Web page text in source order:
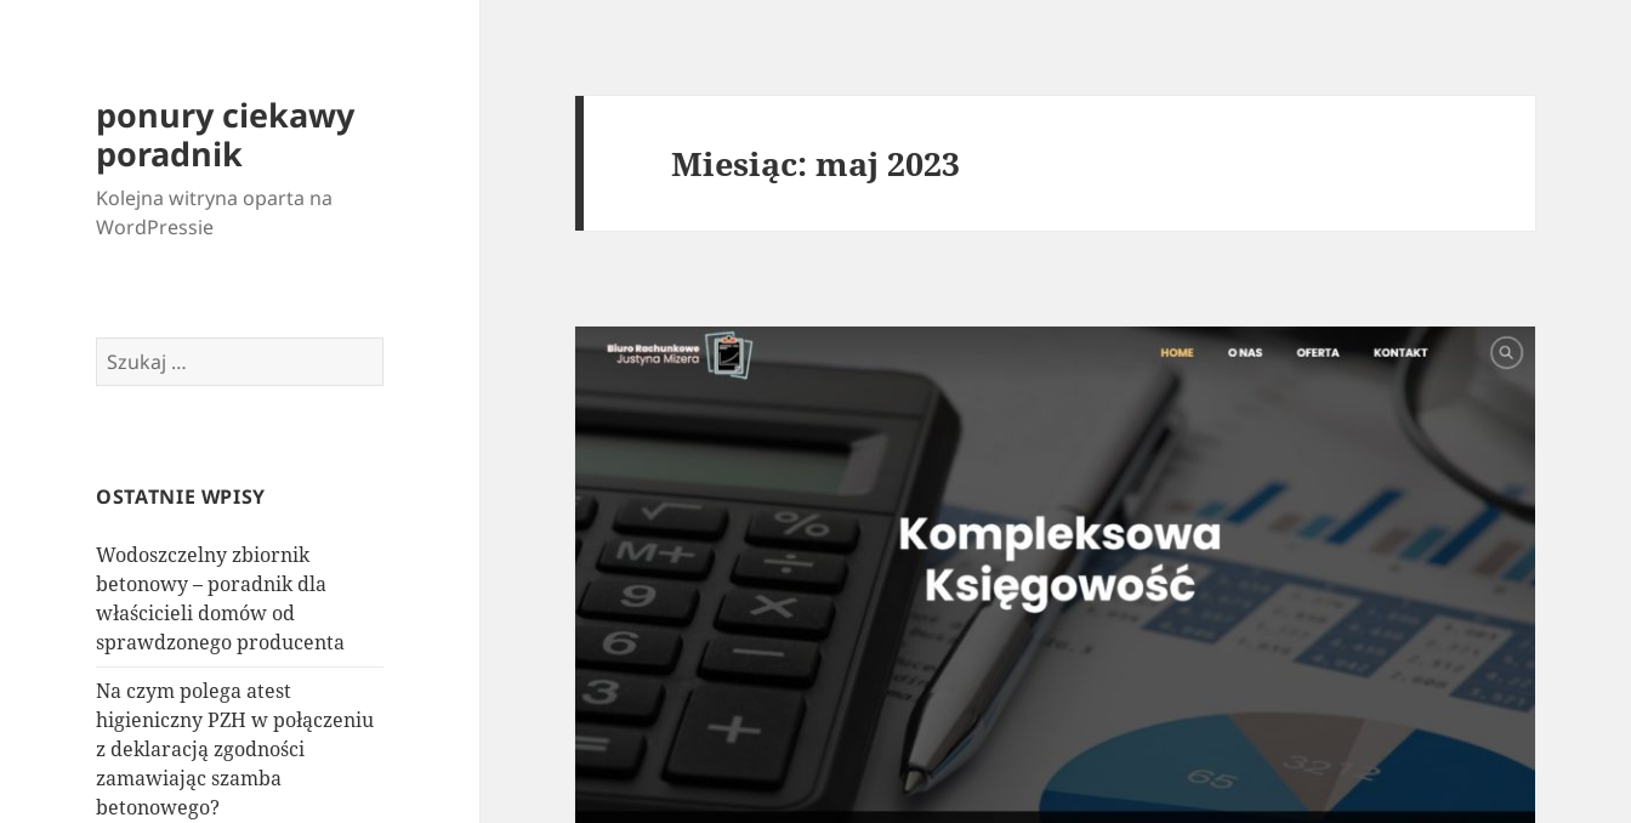
ponury ciekawy
poradnik
Kolejna witryna oparta na
WordPressie
Szukaj:
OSTATNIE WPISY
Wodoszczelny zbiornik
betonowy – poradnik dla
właścicieli domów od
sprawdzonego producenta
Na czym polega atest
higieniczny PZH w połączeniu
z deklaracją zgodności
zamawiając szamba
betonowego?
Miesiąc:maj 2023